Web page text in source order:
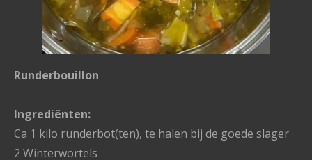
Runderbouillon
Ingrediënten:
Ca 1 kilo runderbot(ten), te halen bij de goede slager
2 Winterwortels